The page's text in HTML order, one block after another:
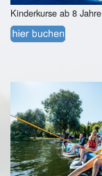
Kinderkurse ab 8 Jahre